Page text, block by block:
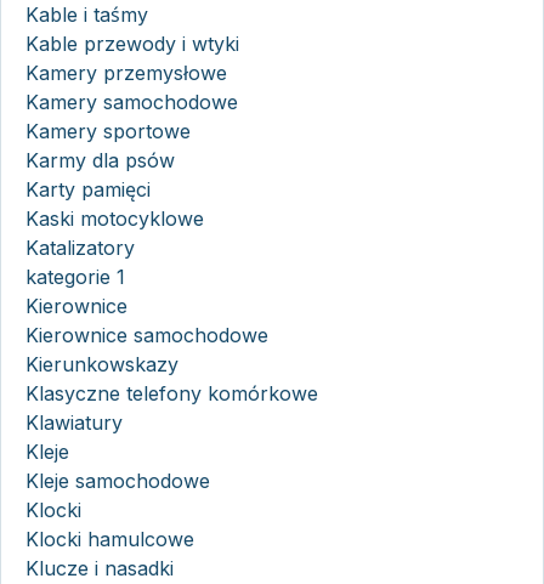
Kable i taśmy
Kable przewody i wtyki
Kamery przemysłowe
Kamery samochodowe
Kamery sportowe
Karmy dla psów
Karty pamięci
Kaski motocyklowe
Katalizatory
kategorie 1
Kierownice
Kierownice samochodowe
Kierunkowskazy
Klasyczne telefony komórkowe
Klawiatury
Kleje
Kleje samochodowe
Klocki
Klocki hamulcowe
Klucze i nasadki